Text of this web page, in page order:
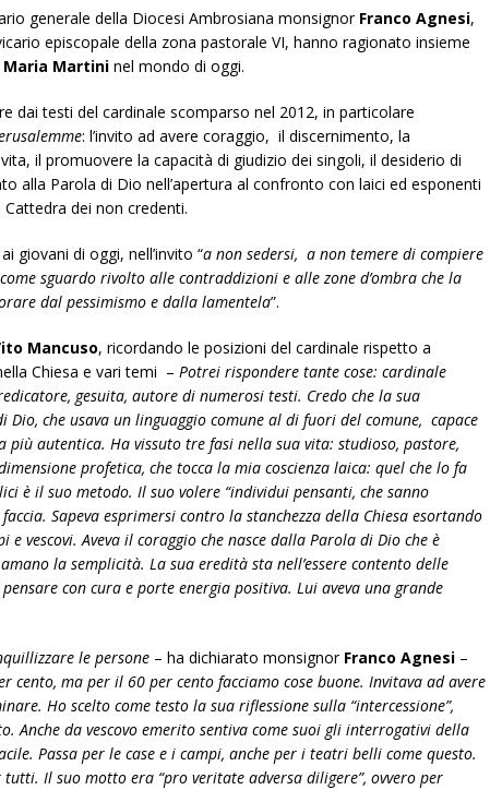
generale della Diocesi Ambrosiana monsignor Franco Agnesi,
episcopale della zona pastorale VI, hanno ragionato insieme
Maria Martini nel mondo di oggi.
dai testi del cardinale scomparso nel 2012, in particolare
: l’invito ad avere coraggio, il discernimento, la
il promuovere la capacità di giudizio dei singoli, il desiderio di
alla Parola di Dio nell’apertura al confronto con laici ed esponenti
dei non credenti.
giovani di oggi, nell’invito “a non sedersi, a non temere di compiere
come sguardo rivolto alle contraddizioni e alle zone d’ombra che la
dal pessimismo e dalla lamentela”.
Mancuso, ricordando le posizioni del cardinale rispetto a
Chiesa e vari temi – Potrei rispondere tante cose: cardinale
gesuita, autore di numerosi testi. Credo che la sua
Dio, che usava un linguaggio comune al di fuori del comune, capace
autentica. Ha vissuto tre fasi nella sua vita: studioso, pastore,
profetica, che tocca la mia coscienza laica: quel che lo fa
è il suo metodo. Il suo volere “individui pensanti, che sanno
Sapeva esprimersi contro la stanchezza della Chiesa esortando
vescovi. Aveva il coraggio che nasce dalla Parola di Dio che è
la semplicità. La sua eredità sta nell’essere contento delle
con cura e porte energia positiva. Lui aveva una grande
le persone – ha dichiarato monsignor Franco Agnesi –
cento, ma per il 60 per cento facciamo cose buone. Invitava ad avere
Ho scelto come testo la sua riflessione sulla “intercessione”,
Anche da vescovo emerito sentiva come suoi gli interrogativi della
Passa per le case e i campi, anche per i teatri belli come questo.
tutti. Il suo motto era “pro veritate adversa diligere”, ovvero per